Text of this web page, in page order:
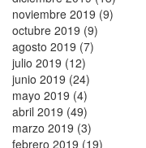
noviembre 2019 (9)
octubre 2019 (9)
agosto 2019 (7)
julio 2019 (12)
junio 2019 (24)
mayo 2019 (4)
abril 2019 (49)
marzo 2019 (3)
febrero 2019 (19)